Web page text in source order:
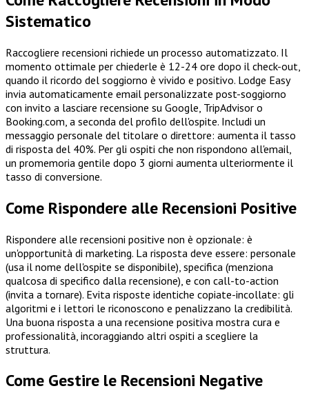
Sistematico
Raccogliere recensioni richiede un processo automatizzato. Il
momento ottimale per chiederle è 12-24 ore dopo il check-out,
quando il ricordo del soggiorno è vivido e positivo. Lodge Easy
invia automaticamente email personalizzate post-soggiorno
con invito a lasciare recensione su Google, TripAdvisor o
Booking.com, a seconda del profilo dell'ospite. Includi un
messaggio personale del titolare o direttore: aumenta il tasso
di risposta del 40%. Per gli ospiti che non rispondono all'email,
un promemoria gentile dopo 3 giorni aumenta ulteriormente il
tasso di conversione.
Come Rispondere alle Recensioni Positive
Rispondere alle recensioni positive non è opzionale: è
un'opportunità di marketing. La risposta deve essere: personale
(usa il nome dell'ospite se disponibile), specifica (menziona
qualcosa di specifico dalla recensione), e con call-to-action
(invita a tornare). Evita risposte identiche copiate-incollate: gli
algoritmi e i lettori le riconoscono e penalizzano la credibilità.
Una buona risposta a una recensione positiva mostra cura e
professionalità, incoraggiando altri ospiti a scegliere la
struttura.
Come Gestire le Recensioni Negative